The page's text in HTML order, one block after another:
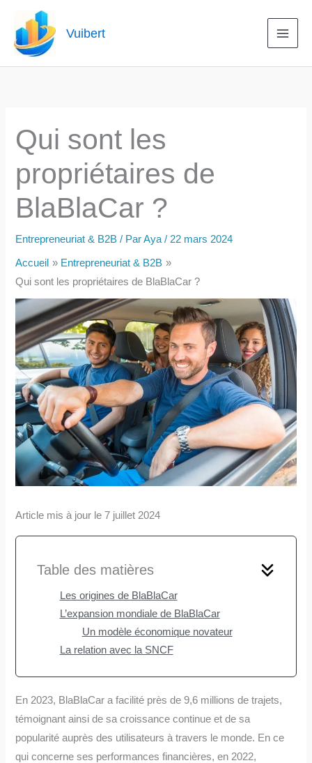
contenu
Vuibert
Qui sont les
propriétaires de
BlaBlaCar ?
Entrepreneuriat & B2B / ParAya/22 mars 2024
Accueil
Entrepreneuriat & B2B
Qui sont les propriétaires de BlaBlaCar ?
Article mis à jour le 7 juillet 2024
Table des matières
Les origines de BlaBlaCar
L’expansion mondiale de BlaBlaCar
Un modèle économique novateur
La relation avec la SNCF
En 2023, BlaBlaCar a facilité près de 9,6 millions de trajets,
témoignant ainsi de sa croissance continue et de sa
popularité auprès des utilisateurs à travers le monde. En ce
qui concerne ses performances financières, en 2022,